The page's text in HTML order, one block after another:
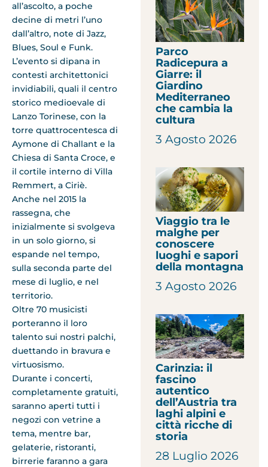
all’ascolto, a poche
decine di metri l’uno
dall’altro, note di Jazz,
Blues, Soul e Funk.
L’evento si dipana in
contesti architettonici
invidiabili, quali il centro
storico medioevale di
Lanzo Torinese, con la
torre quattrocentesca di
Aymone di Challant e la
Chiesa di Santa Croce, e
il cortile interno di Villa
Remmert, a Ciriè.
Anche nel 2015 la
rassegna, che
inizialmente si svolgeva
in un solo giorno, si
espande nel tempo,
sulla seconda parte del
mese di luglio, e nel
territorio.
Oltre 70 musicisti
porteranno il loro
talento sui nostri palchi,
duettando in bravura e
virtuosismo.
Durante i concerti,
completamente gratuiti,
saranno aperti tutti i
negozi con vetrine a
tema, mentre bar,
gelaterie, ristoranti,
birrerie faranno a gara
Parco
Radicepura a
Giarre: il
Giardino
Mediterraneo
che cambia la
cultura
3 Agosto 2026
Viaggio tra le
malghe per
conoscere
luoghi e sapori
della montagna
3 Agosto 2026
Carinzia: il
fascino
autentico
dell’Austria tra
laghi alpini e
città ricche di
storia
28 Luglio 2026